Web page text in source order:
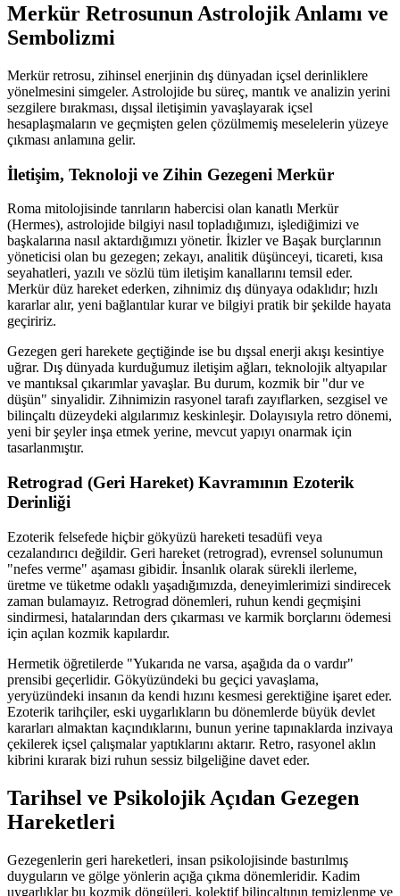
Merkür Retrosunun Astrolojik Anlamı ve
Sembolizmi
Merkür retrosu, zihinsel enerjinin dış dünyadan içsel derinliklere
yönelmesini simgeler. Astrolojide bu süreç, mantık ve analizin yerini
sezgilere bırakması, dışsal iletişimin yavaşlayarak içsel
hesaplaşmaların ve geçmişten gelen çözülmemiş meselelerin yüzeye
çıkması anlamına gelir.
İletişim, Teknoloji ve Zihin Gezegeni Merkür
Roma mitolojisinde tanrıların habercisi olan kanatlı Merkür
(Hermes), astrolojide bilgiyi nasıl topladığımızı, işlediğimizi ve
başkalarına nasıl aktardığımızı yönetir. İkizler ve Başak burçlarının
yöneticisi olan bu gezegen; zekayı, analitik düşünceyi, ticareti, kısa
seyahatleri, yazılı ve sözlü tüm iletişim kanallarını temsil eder.
Merkür düz hareket ederken, zihnimiz dış dünyaya odaklıdır; hızlı
kararlar alır, yeni bağlantılar kurar ve bilgiyi pratik bir şekilde hayata
geçiririz.
Gezegen geri harekete geçtiğinde ise bu dışsal enerji akışı kesintiye
uğrar. Dış dünyada kurduğumuz iletişim ağları, teknolojik altyapılar
ve mantıksal çıkarımlar yavaşlar. Bu durum, kozmik bir "dur ve
düşün" sinyalidir. Zihnimizin rasyonel tarafı zayıflarken, sezgisel ve
bilinçaltı düzeydeki algılarımız keskinleşir. Dolayısıyla retro dönemi,
yeni bir şeyler inşa etmek yerine, mevcut yapıyı onarmak için
tasarlanmıştır.
Retrograd (Geri Hareket) Kavramının Ezoterik
Derinliği
Ezoterik felsefede hiçbir gökyüzü hareketi tesadüfi veya
cezalandırıcı değildir. Geri hareket (retrograd), evrensel solunumun
"nefes verme" aşaması gibidir. İnsanlık olarak sürekli ilerleme,
üretme ve tüketme odaklı yaşadığımızda, deneyimlerimizi sindirecek
zaman bulamayız. Retrograd dönemleri, ruhun kendi geçmişini
sindirmesi, hatalarından ders çıkarması ve karmik borçlarını ödemesi
için açılan kozmik kapılardır.
Hermetik öğretilerde "Yukarıda ne varsa, aşağıda da o vardır"
prensibi geçerlidir. Gökyüzündeki bu geçici yavaşlama,
yeryüzündeki insanın da kendi hızını kesmesi gerektiğine işaret eder.
Ezoterik tarihçiler, eski uygarlıkların bu dönemlerde büyük devlet
kararları almaktan kaçındıklarını, bunun yerine tapınaklarda inzivaya
çekilerek içsel çalışmalar yaptıklarını aktarır. Retro, rasyonel aklın
kibrini kırarak bizi ruhun sessiz bilgeliğine davet eder.
Tarihsel ve Psikolojik Açıdan Gezegen
Hareketleri
Gezegenlerin geri hareketleri, insan psikolojisinde bastırılmış
duyguların ve gölge yönlerin açığa çıkma dönemleridir. Kadim
uygarlıklar bu kozmik döngüleri, kolektif bilinçaltının temizlenme ve